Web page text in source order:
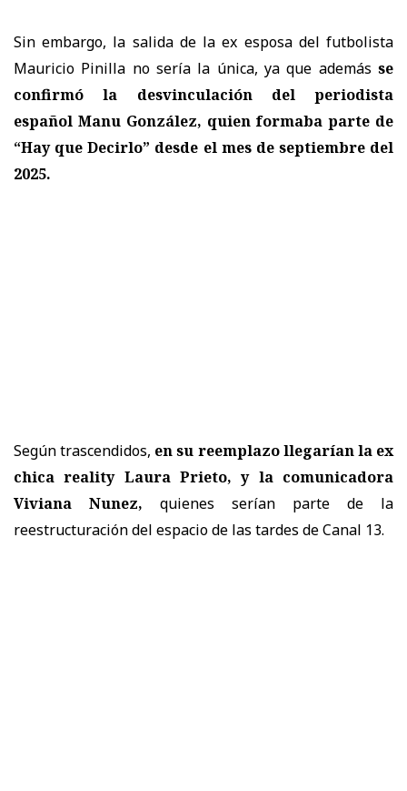
Sin embargo, la salida de la ex esposa del futbolista
Mauricio Pinilla no sería la única, ya que además se
confirmó la desvinculación del periodista
español Manu González, quien formaba parte de
“Hay que Decirlo” desde el mes de septiembre del
2025.
Según trascendidos, en su reemplazo llegarían la ex
chica reality Laura Prieto, y la comunicadora
Viviana Nunez, quienes serían parte de la
reestructuración del espacio de las tardes de Canal 13.